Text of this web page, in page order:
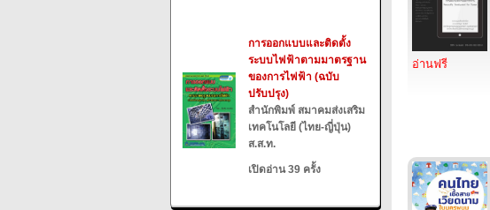
การออกแบบและติดตั้ง
ระบบไฟฟ้าตามมาตรฐาน
ของการไฟฟ้า (ฉบับ
ปรับปรุง)
สำนักพิมพ์ สมาคมส่งเสริม
เทคโนโลยี (ไทย-ญี่ปุ่น)
ส.ส.ท.
เปิดอ่าน 39 ครั้ง
อ่านฟรี